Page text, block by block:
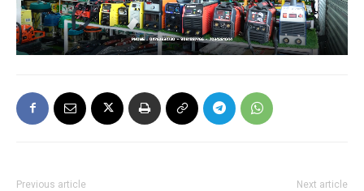
Previous article Next article